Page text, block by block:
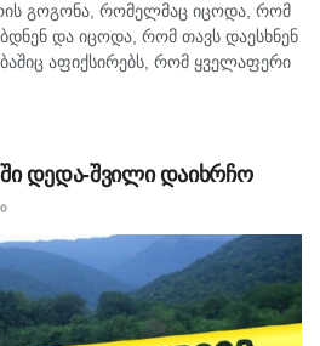
გოგონა, რომელმაც იცოდა, რომ
და იცოდა, რომ თავს დაესხნენ
აფიქსირებს, რომ ყველაფერი
მასწავლებლის, გიგა
დედა-შვილი დაიხრჩო
0